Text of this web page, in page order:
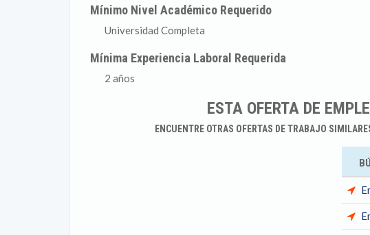
Mínimo Nivel Académico Requerido
Universidad Completa
Mínima Experiencia Laboral Requerida
2 años
ESTA OFERTA DE
ENCUENTRE OTRAS OFERTAS DE TRABAJO